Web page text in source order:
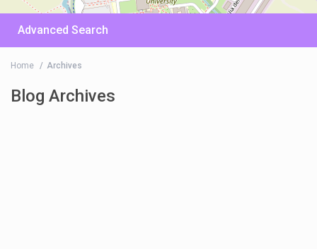
Advanced Search
Home Archives
Blog Archives